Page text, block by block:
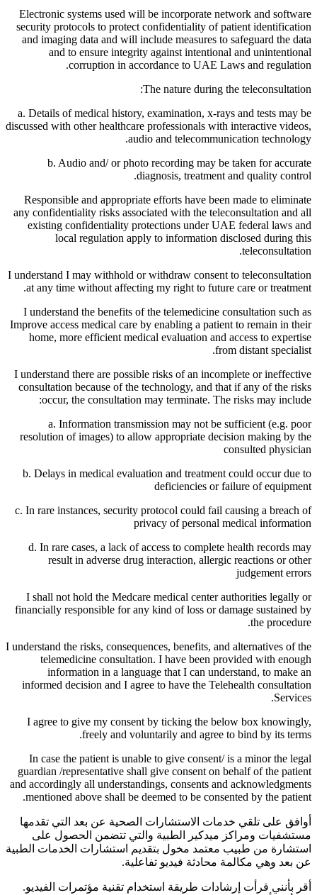
Electronic systems used will be incorporate network and software
security protocols to protect confidentiality of patient identification
and imaging data and will include measures to safeguard the data
and to ensure integrity against intentional and unintentional
corruption in accordance to UAE Laws and regulation.
The nature during the teleconsultation:
a. Details of medical history, examination, x-rays and tests may be
discussed with other healthcare professionals with interactive videos,
audio and telecommunication technology.
b. Audio and/ or photo recording may be taken for accurate
diagnosis, treatment and quality control.
Responsible and appropriate efforts have been made to eliminate
any confidentiality risks associated with the teleconsultation and all
existing confidentiality protections under UAE federal laws and
local regulation apply to information disclosed during this
teleconsultation.
I understand I may withhold or withdraw consent to teleconsultation
at any time without affecting my right to future care or treatment.
I understand the benefits of the telemedicine consultation such as
Improve access medical care by enabling a patient to remain in their
home, more efficient medical evaluation and access to expertise
from distant specialist.
I understand there are possible risks of an incomplete or ineffective
consultation because of the technology, and that if any of the risks
occur, the consultation may terminate. The risks may include:
a. Information transmission may not be sufficient (e.g. poor
resolution of images) to allow appropriate decision making by the
consulted physician
b. Delays in medical evaluation and treatment could occur due to
deficiencies or failure of equipment
c. In rare instances, security protocol could fail causing a breach of
privacy of personal medical information
d. In rare cases, a lack of access to complete health records may
result in adverse drug interaction, allergic reactions or other
judgement errors
I shall not hold the Medcare medical center authorities legally or
financially responsible for any kind of loss or damage sustained by
the procedure.
I understand the risks, consequences, benefits, and alternatives of the
telemedicine consultation. I have been provided with enough
information in a language that I can understand, to make an
informed decision and I agree to have the Telehealth consultation
Services.
I agree to give my consent by ticking the below box knowingly,
freely and voluntarily and agree to bind by its terms.
In case the patient is unable to give consent/ is a minor the legal
guardian /representative shall give consent on behalf of the patient
and accordingly all understandings, consents and acknowledgments
mentioned above shall be deemed to be consented by the patient.
أوافق على تلقي خدمات الاستشارات الصحية عن بعد التي تقدمها
مستشفيات ومراكز ميدكير الطبية والتي تتضمن الحصول على
استشارة من طبيب معتمد مخول بتقديم استشارات الخدمات الطبية
عن بعد وهي مكالمة محادثة فيديو تفاعلية.
أقر بأنني قرأت إرشادات طريقة استخدام تقنية مؤتمرات الفيديو.